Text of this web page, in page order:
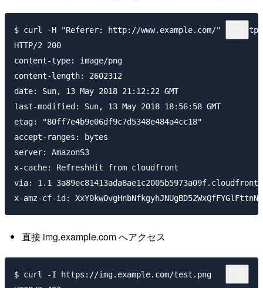
$ curl -H "Referer: http://www.example.com/" -I
HTTP/2 200
content-type: image/png
content-length: 2602312
date: Sun, 13 May 2018 21:12:22 GMT
last-modified: Sun, 13 May 2018 18:56:58 GMT
etag: "80ff7e4b9e06df9c7d5348e484a4cc18"
accept-ranges: bytes
server: AmazonS3
x-cache: RefreshHit from cloudfront
via: 1.1
直接 img.example.com へアクセス
$ curl -I https://img.example.com/test.png